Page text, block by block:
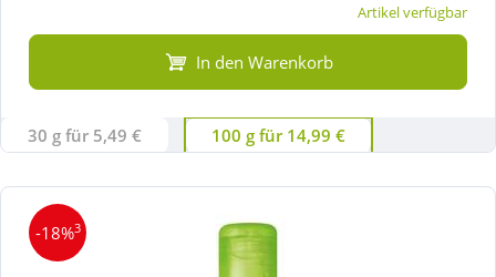
Artikel verfügbar
In den Warenkorb
30 g für 5,49 € 100 g für 14,99 €
-18%3